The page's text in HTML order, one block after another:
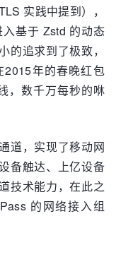
实践中提到），
基于 Zstd 的动态
的追求到了极致，
年的春晚红包
，数千万每秒的咻
道，实现了移动网
备触达、上亿设备
技术能力，在此之
的网络接入组